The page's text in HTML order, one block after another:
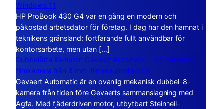
Windows 11
HP ProBook 430 G4 var en gång en modern och
påkostad arbetsdator för företag. I dag har den hamnat i
teknikens gränsland: fortfarande fullt användbar för
kontorsarbete, men utan […]
Dubbelåtta Kameran Gevaert Automatic – en mekanisk
filmkamera från 8 mm-filmens storhetstid
Gevaert Automatic är en ovanlig mekanisk dubbel-8-
kamera från tiden före Gevaerts sammanslagning med
Agfa. Med fjäderdriven motor, utbytbart Steinheil-